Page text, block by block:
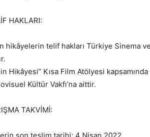
HAKLARI:
hikâyelerin telif hakları Türkiye Sinema
Hikâyesi” Kısa Film Atölyesi
Kültür Vakfı’na aittir.
TAKVİMİ: